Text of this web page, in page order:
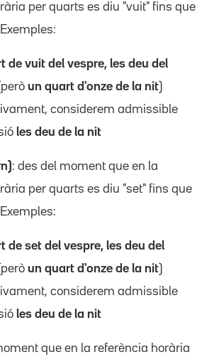
per quarts es diu "vuit" fins que
de vuit del vespre, les deu del
un quart d'onze de la nit)
considerem admissible
les deu de la nit
: des del moment que en la
per quarts es diu "set" fins que
de set del vespre, les deu del
un quart d'onze de la nit)
considerem admissible
les deu de la nit
que en la referència horària